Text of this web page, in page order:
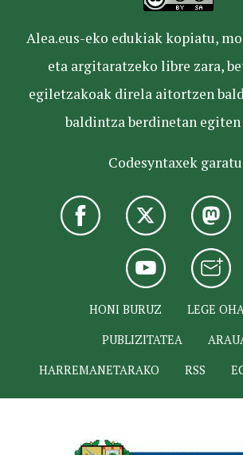
Alea.eus-eko edukiak kopiatu,
eta argitaratzeko libre zara,
egiletzakoak direla aitortzen
baldintza berdinetan egiten
Codesyntaxek
HONI BURUZ
LEGE
PUBLIZITATEA
HARREMANETARAKO
RSS